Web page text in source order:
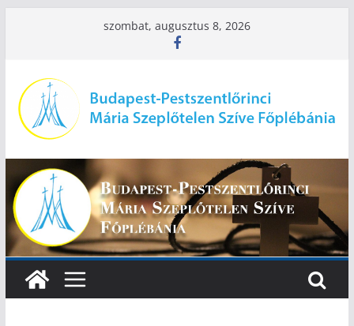
szombat, augusztus 8, 2026